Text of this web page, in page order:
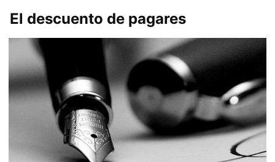
El descuento de pagares